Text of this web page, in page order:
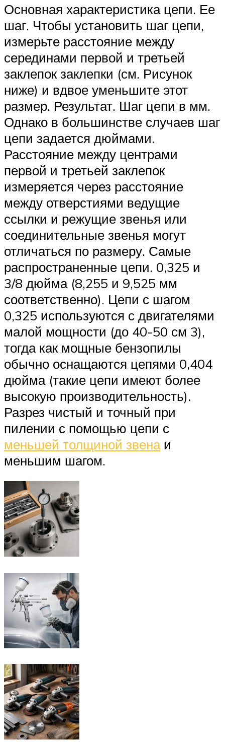
Основная характеристика цепи. Ее
шаг. Чтобы установить шаг цепи,
измерьте расстояние между
серединами первой и третьей
заклепок заклепки (см. Рисунок
ниже) и вдвое уменьшите этот
размер. Результат. Шаг цепи в мм.
Однако в большинстве случаев шаг
цепи задается дюймами.
Расстояние между центрами
первой и третьей заклепок
измеряется через расстояние
между отверстиями ведущие
ссылки и режущие звенья или
соединительные звенья могут
отличаться по размеру. Самые
распространенные цепи. 0,325 и
3/8 дюйма (8,255 и 9,525 мм
соответственно). Цепи с шагом
0,325 используются с двигателями
малой мощности (до 40-50 см 3),
тогда как мощные бензопилы
обычно оснащаются цепями 0,404
дюйма (такие цепи имеют более
высокую производительность).
Разрез чистый и точный при
пилении с помощью цепи с
меньшей толщиной звенаи
меньшим шагом.